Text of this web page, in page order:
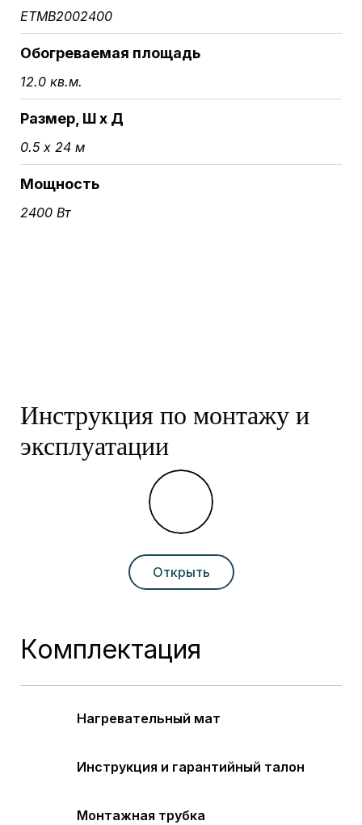
ETMB2002400
Обогреваемая площадь
12.0 кв.м.
Размер, Ш х Д
0.5 х 24 м
Мощность
2400 Вт
Инструкция по монтажу и
эксплуатации
Открыть
Комплектация
Нагревательный мат
Инструкция и гарантийный талон
Монтажная трубка